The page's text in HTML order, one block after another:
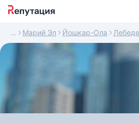
Марий Эл Йошкар-Ола